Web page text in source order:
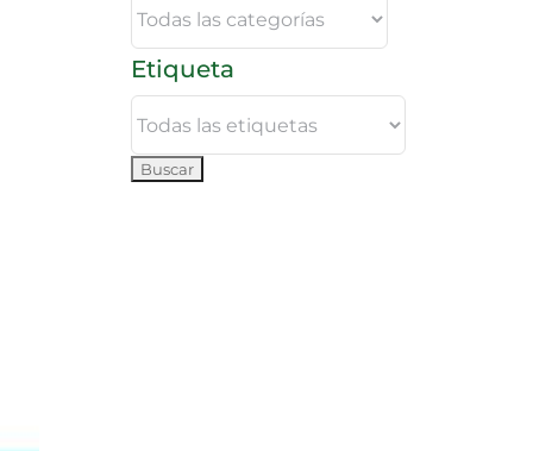
Etiqueta